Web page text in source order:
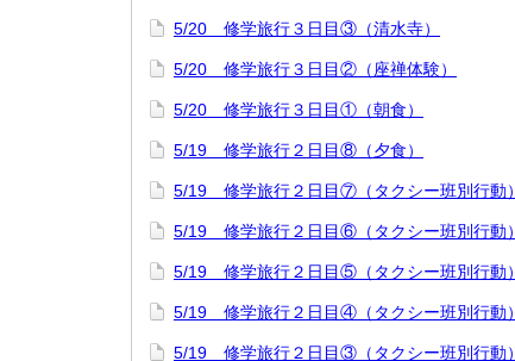
5/20 修学旅行３日目③（清水寺）
5/20 修学旅行３日目②（座禅体験）
5/20 修学旅行３日目①（朝食）
5/19 修学旅行２日目⑧（夕食）
5/19 修学旅行２日目⑦（タクシー班別行動）
5/19 修学旅行２日目⑥（タクシー班別行動）
5/19 修学旅行２日目⑤（タクシー班別行動）
5/19 修学旅行２日目④（タクシー班別行動）
5/19 修学旅行２日目③（タクシー班別行動）